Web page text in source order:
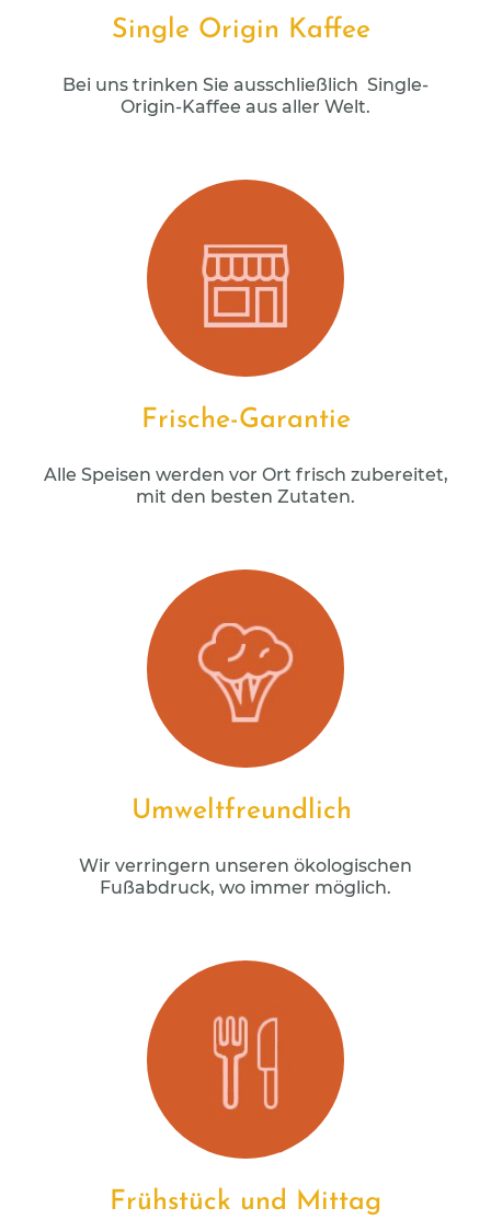
Single Origin Kaffee
Bei uns trinken Sie ausschließlich Single-
Origin-Kaffee aus aller Welt.
Frische-Garantie
Alle Speisen werden vor Ort frisch zubereitet,
mit den besten Zutaten.
Umweltfreundlich
Wir verringern unseren ökologischen
Fußabdruck, wo immer möglich.
Frühstück und Mittag